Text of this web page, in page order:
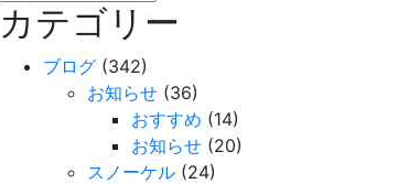
カテゴリー
ブログ (342)
お知らせ (36)
おすすめ (14)
お知らせ (20)
スノーケル (24)